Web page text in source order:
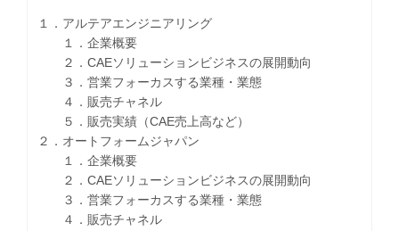
１．アルテアエンジニアリング
１．企業概要
２．CAEソリューションビジネスの展開動向
３．営業フォーカスする業種・業態
４．販売チャネル
５．販売実績（CAE売上高など）
２．オートフォームジャパン
１．企業概要
２．CAEソリューションビジネスの展開動向
３．営業フォーカスする業種・業態
４．販売チャネル